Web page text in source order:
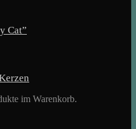
im Warenkorb.
Cat”